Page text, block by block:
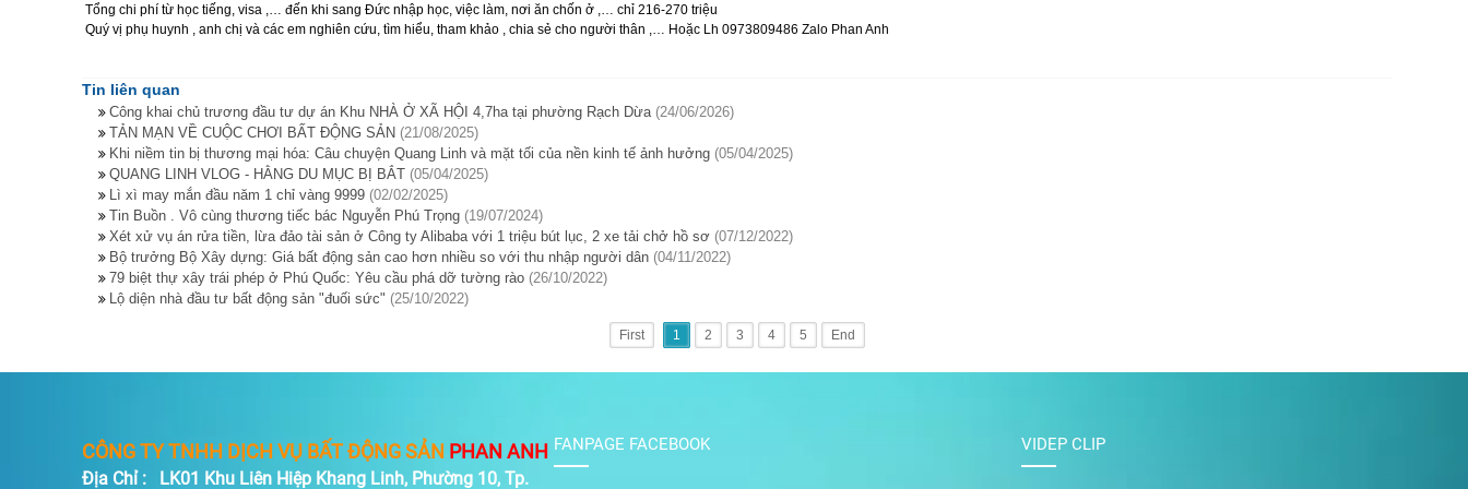
Tổng chi phí từ học tiếng, visa ,… đến khi sang Đức nhập học, việc làm, nơi ăn chốn ở ,… chỉ 216-270 triệu
Quý vị phụ huynh , anh chị và các em nghiên cứu, tìm hiểu, tham khảo , chia sẻ cho người thân ,… Hoặc Lh 0973809486 Zalo Phan Anh
Tin liên quan
Công khai chủ trương đầu tư dự án Khu NHÀ Ở XÃ HỘI 4,7ha tại phường Rạch Dừa (24/06/2026)
TẢN MẠN VỀ CUỘC CHƠI BẤT ĐỘNG SẢN (21/08/2025)
Khi niềm tin bị thương mại hóa: Câu chuyện Quang Linh và mặt tối của nền kinh tế ảnh hưởng (05/04/2025)
QUANG LINH VLOG - HẰNG DU MỤC BỊ BẮT (05/04/2025)
Lì xì may mắn đầu năm 1 chỉ vàng 9999 (02/02/2025)
Tin Buồn . Vô cùng thương tiếc bác Nguyễn Phú Trọng (19/07/2024)
Xét xử vụ án rửa tiền, lừa đảo tài sản ở Công ty Alibaba với 1 triệu bút lục, 2 xe tải chở hồ sơ (07/12/2022)
Bộ trưởng Bộ Xây dựng: Giá bất động sản cao hơn nhiều so với thu nhập người dân (04/11/2022)
79 biệt thự xây trái phép ở Phú Quốc: Yêu cầu phá dỡ tường rào (26/10/2022)
Lộ diện nhà đầu tư bất động sản "đuối sức" (25/10/2022)
First 1 2 3 4 5 End
CÔNG TY TNHH DỊCH VỤ BẤT ĐỘNG SẢN PHAN ANH
Địa Chỉ : LK01 Khu Liên Hiệp Khang Linh, Phường 10, Tp.
FANPAGE FACEBOOK VIDEP CLIP